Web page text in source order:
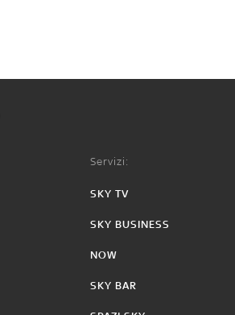
Servizi:
SKY TV
SKY BUSINESS
NOW
SKY BAR